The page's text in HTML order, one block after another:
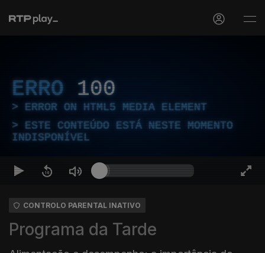
ERRO 100
ERROR ON HTML5 MEDIA ELEMENT
ESTE CONTEÚDO ESTÁ NESTE MOMENTO
INDISPONÍVEL
CONTROLO PARENTAL INATIVO
Programa da Tarde